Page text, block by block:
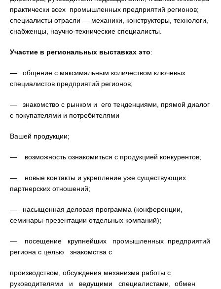
практически всех промышленных предприятий регионов;
специалисты отрасли — механики, конструкторы, технологи,
снабженцы, научно-технические специалисты.
Участие в региональных выставках это:
— общение с максимальным количеством ключевых
специалистов предприятий регионов;
— знакомство с рынком и его тенденциями, прямой диалог
с покупателями и потребителями
Вашей продукции;
— возможность ознакомиться с продукцией конкурентов;
— новые контакты и укрепление уже существующих
партнерских отношений;
— насыщенная деловая программа (конференции,
семинары-презентации отдельных компаний);
— посещение крупнейших промышленных предприятий
региона с целью знакомства с
производством, обсуждения механизма работы с
руководителями и ведущими специалистами, обмен